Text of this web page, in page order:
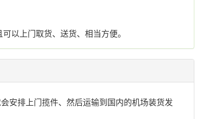
以上门取货、送货、相当方便。
安排上门揽件、然后运输到国内的机场装货发